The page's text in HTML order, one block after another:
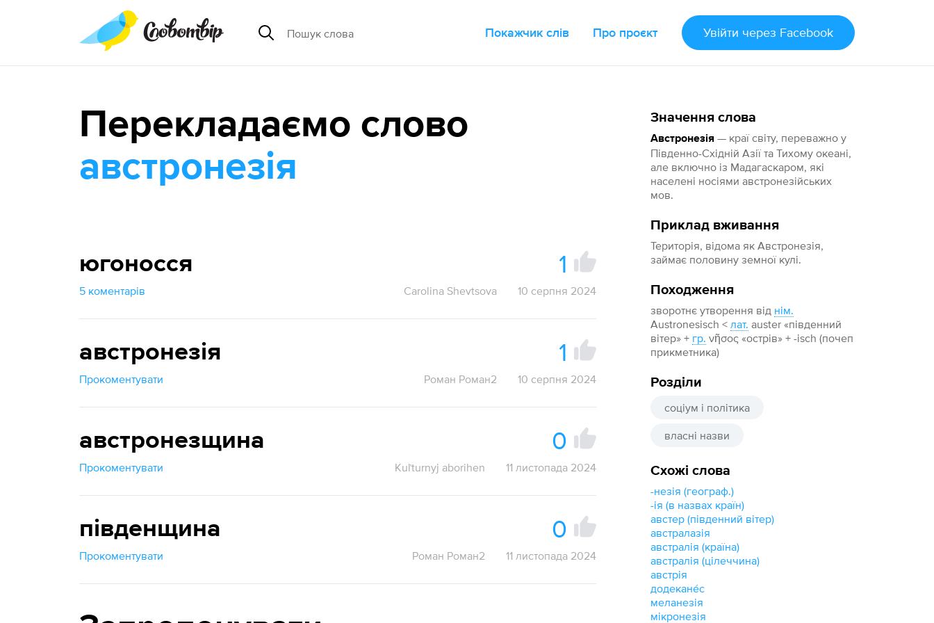
Покажчик слів Про проєкт Увійти через Facebook
Значення слова
Австронезія — краї світу, переважно у
Південно-Східній Азії та Тихому океані,
але включно із Мадагаскаром, які
населені носіями австронезійських
мов.
Приклад вживання
Територія, відома як Австронезія,
займає половину земної кулі.
Походження
зворотнє утворення від нім.
Austronesisch < лат. auster «південний
вітер» +‎ гр. νῆσος «острів» +‎ -isch (почеп
прикметника)
Розділи
соціум і політика
власні назви
Схожі слова
-незія (географ.)
-ія (в назвах країн)
австер (південний вітер)
австралазія
австралія (країна)
австралія (цілеччина)
австрія
додекане́с
меланезія
мікронезія
Перекладаємо слово
австронезія
югоносся 1
5 коментарів Carolina Shevtsova 10 серпня 2024
австронезія 1
Прокоментувати Роман Роман2 10 серпня 2024
австронезщина 0
Прокоментувати Kuľturnyj aborihen 11 листопада 2024
південщина 0
Прокоментувати Роман Роман2 11 листопада 2024